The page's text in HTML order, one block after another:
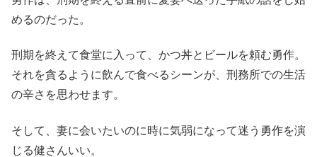
めるのだった。
刑期を終えて食堂に入って、かつ丼とビールを頼む勇作。
それを貪るように飲んで食べるシーンが、刑務所での生活
の辛さを思わせます。
そして、妻に会いたいのに時に気弱になって迷う勇作を演
じる健さんいい。